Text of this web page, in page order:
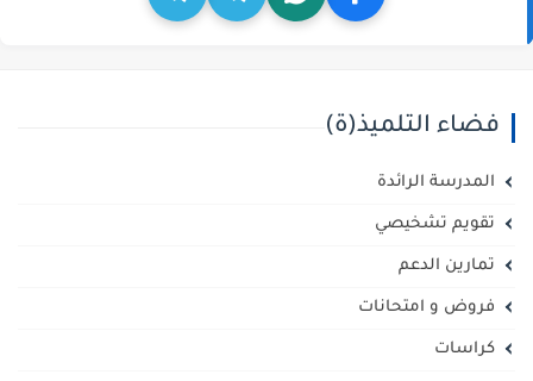
فضاء التلميذ(ة)
المدرسة الرائدة
تقويم تشخيصي
تمارين الدعم
فروض و امتحانات
كراسات